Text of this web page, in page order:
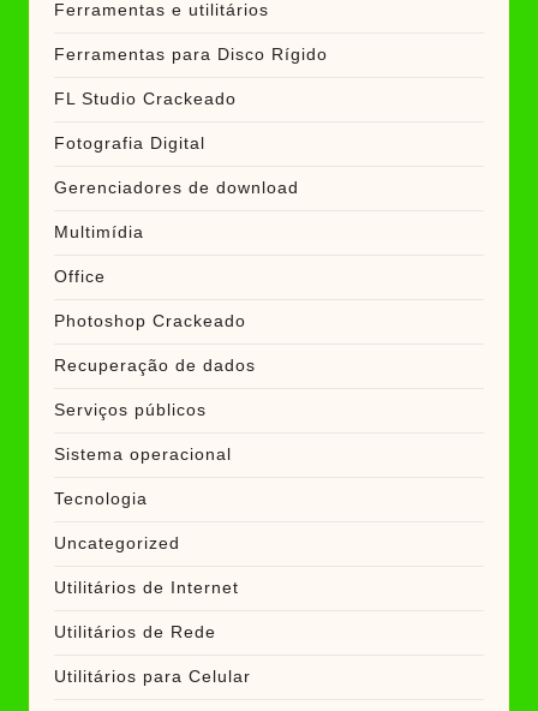
Ferramentas e utilitários
Ferramentas para Disco Rígido
FL Studio Crackeado
Fotografia Digital
Gerenciadores de download
Multimídia
Office
Photoshop Crackeado
Recuperação de dados
Serviços públicos
Sistema operacional
Tecnologia
Uncategorized
Utilitários de Internet
Utilitários de Rede
Utilitários para Celular